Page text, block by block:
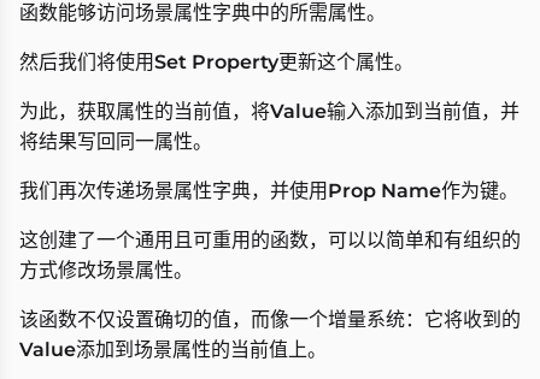
函数能够访问场景属性字典中的所需属性。
然后我们将使用Set Property更新这个属性。
为此，获取属性的当前值，将Value输入添加到当前值，并
将结果写回同一属性。
我们再次传递场景属性字典，并使用 Prop Name作为键。
这创建了一个通用且可重用的函数，可以以简单和有组织的
方式修改场景属性。
该函数不仅设置确切的值，而像一个增量系统：它将收到的
Value添加到场景属性的当前值上。